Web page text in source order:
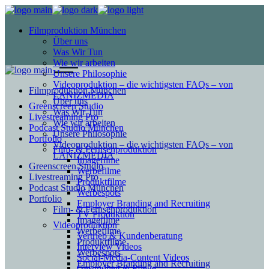
Filmproduktion München
Über uns
Was Wir Tun
Wie wir arbeiten
Unsere Philosophie
Videoproduktion – die wichtigsten FAQs – von
LANIZMEDIA
Greenscreen Studio
Livestreaming Pro
Podcast Studio München
Portfolio
Film- & Fernsehproduktion
Imagefilme
Werbefilme
Produktfilme
Werbespots
Employer Branding and Recruiting
TV Produktion
Videoproduktion
Vertrieb & Kundenberatung
Interview Videos
Social-Media-Content Videos
Filmproduktion München
Über uns
Was Wir Tun
Wie wir arbeiten
Unsere Philosophie
Videoproduktion – die wichtigsten FAQs – von
LANIZMEDIA
Greenscreen Studio
Livestreaming Pro
Podcast Studio München
Portfolio
Film- & Fernsehproduktion
Imagefilme
Werbefilme
Produktfilme
Werbespots
Employer Branding and Recruiting